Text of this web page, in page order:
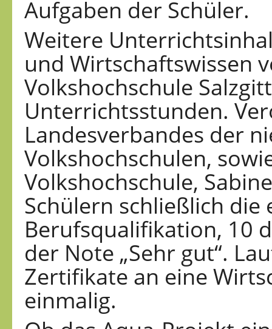
Aufgaben der Schüler.
Weitere
und Wirtschaftswissen
Volkshochschule
Unterrichtsstunden.
Landesverbandes der
Volkshochschulen,
Volkshochschule,
Schülern schließlich
Berufsqualifikation, 10
der Note „Sehr gut“.
Zertifikate an eine
einmalig.